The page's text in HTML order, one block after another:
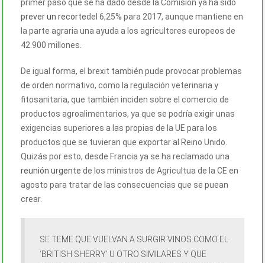
primer paso que se ha dado desde la Comisión ya ha sido
prever un recortedel 6,25% para 2017, aunque mantiene en
la parte agraria una ayuda a los agricultores europeos de
42.900 millones.
De igual forma, el brexit también pude provocar problemas
de orden normativo, como la regulación veterinaria y
fitosanitaria, que también inciden sobre el comercio de
productos agroalimentarios, ya que se podría exigir unas
exigencias superiores a las propias de la UE para los
productos que se tuvieran que exportar al Reino Unido.
Quizás por esto, desde Francia ya se ha reclamado una
reunión urgente de los ministros de Agricultua de la CE en
agosto para tratar de las consecuencias que se puean
crear.
SE TEME QUE VUELVAN A SURGIR VINOS COMO EL
‘BRITISH SHERRY’ U OTRO SIMILARES Y QUE